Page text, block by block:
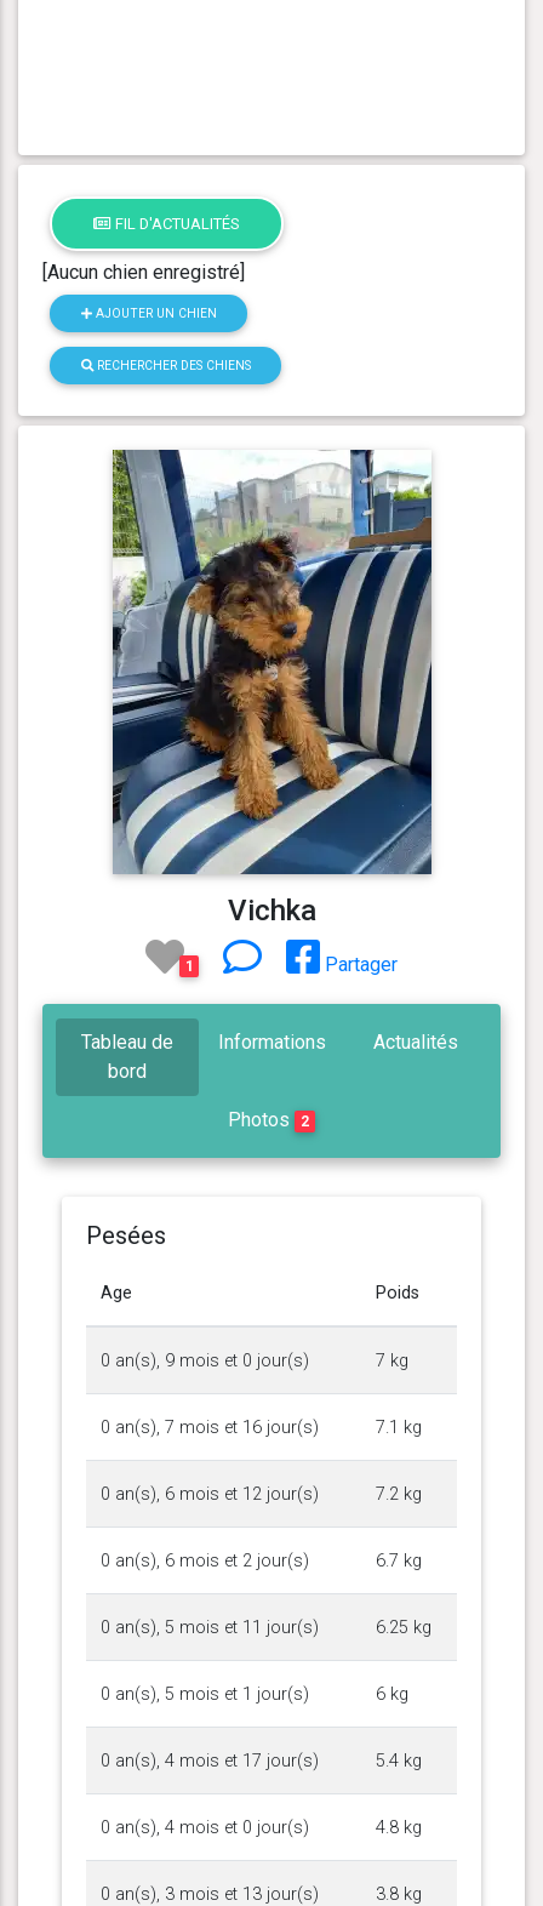
FIL D'ACTUALITÉS
[Aucun chien enregistré]
AJOUTER UN CHIEN
RECHERCHER DES CHIENS
Vichka
1 Partager
Tableau de
bord
Informations Actualités
Photos 2
Pesées
Age Poids
0 an(s), 9 mois et 0 jour(s) 7 kg
0 an(s), 7 mois et 16 jour(s) 7.1 kg
0 an(s), 6 mois et 12 jour(s) 7.2 kg
0 an(s), 6 mois et 2 jour(s) 6.7 kg
0 an(s), 5 mois et 11 jour(s) 6.25 kg
0 an(s), 5 mois et 1 jour(s) 6 kg
0 an(s), 4 mois et 17 jour(s) 5.4 kg
0 an(s), 4 mois et 0 jour(s) 4.8 kg
0 an(s), 3 mois et 13 jour(s) 3.8 kg